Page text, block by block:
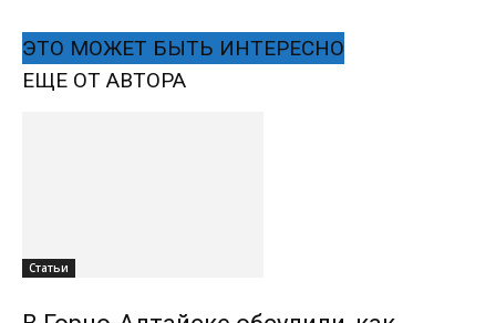
ЭТО МОЖЕТ БЫТЬ ИНТЕРЕСНО
ЕЩЕ ОТ АВТОРА
Статьи